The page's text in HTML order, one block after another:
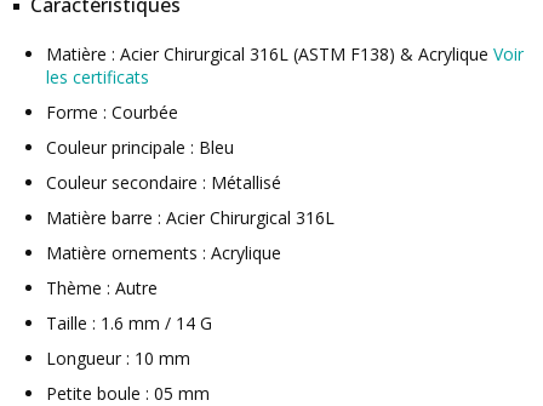
Matière : Acier Chirurgical 316L (ASTM F138) & Acrylique Voir
les certificats
Forme : Courbée
Couleur principale : Bleu
Couleur secondaire : Métallisé
Matière barre : Acier Chirurgical 316L
Matière ornements : Acrylique
Thème : Autre
Taille : 1.6 mm / 14 G
Longueur : 10 mm
Petite boule : 05 mm